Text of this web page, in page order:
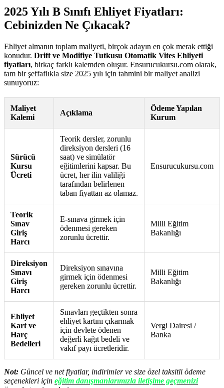
2025 Yılı B Sınıfı Ehliyet Fiyatları:
Cebinizden Ne Çıkacak?
Ehliyet almanın toplam maliyeti, birçok adayın en çok merak ettiği
konudur. Drift ve Modifiye Tutkusu Otomatik Vites Ehliyeti
fiyatları, birkaç farklı kalemden oluşur. Ensurucukursu.com olarak,
tam bir şeffaflıkla size 2025 yılı için tahmini bir maliyet analizi
sunuyoruz:
Maliyet
Kalemi
Açıklama
Ödeme Yapılan
Kurum
Sürücü
Kursu
Ücreti
Teorik dersler, zorunlu
direksiyon dersleri (16
saat) ve simülatör
eğitimlerini kapsar. Bu
ücret, her ilin valiliği
tarafından belirlenen
taban fiyattan az olamaz.
Ensurucukursu.com
Teorik
Sınav
Giriş
Harcı
E-sınava girmek için
ödenmesi gereken
zorunlu ücrettir.
Milli Eğitim
Bakanlığı
Direksiyon
Sınavı
Giriş
Harcı
Direksiyon sınavına
girmek için ödenmesi
gereken zorunlu ücrettir.
Milli Eğitim
Bakanlığı
Ehliyet
Kart ve
Harç
Bedelleri
Sınavları geçtikten sonra
ehliyet kartını çıkarmak
için devlete ödenen
değerli kağıt bedeli ve
vakıf payı ücretleridir.
Vergi Dairesi /
Banka
Not: Güncel ve net fiyatlar, indirimler ve size özel taksitli ödeme
seçenekleri için eğitim danışmanlarımızla iletişime geçmenizi